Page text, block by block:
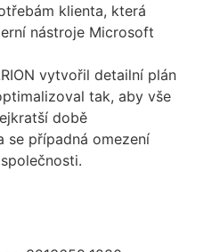
klienta, která
nástroje Microsoft
vytvořil detailní plán
tak, aby vše
době
se případná omezení